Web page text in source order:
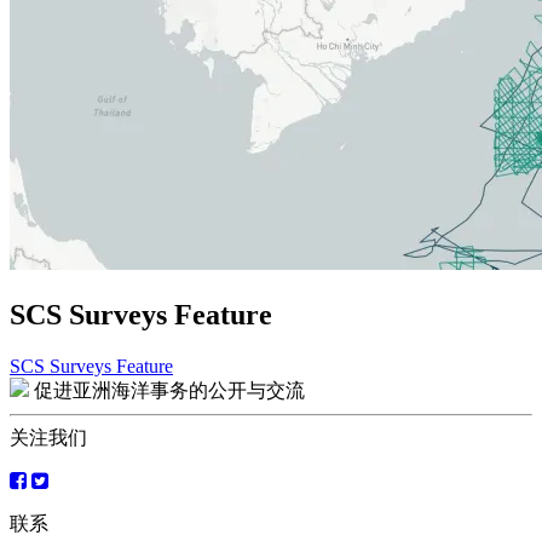
SCS Surveys Feature
文
章
导
航
SCS Surveys Feature
促进亚洲海洋事务的公开与交流
关注我们
联系